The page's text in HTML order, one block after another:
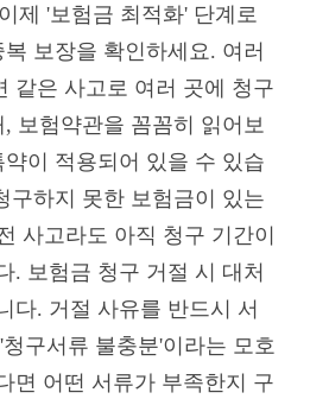
제 '보험금 최적화' 단계로
보장을 확인하세요. 여러
같은 사고로 여러 곳에 청구
보험약관을 꼼꼼히 읽어보
이 적용되어 있을 수 있습
구하지 못한 보험금이 있는
사고라도 아직 청구 기간이
. 보험금 청구 거절 시 대처
다. 거절 사유를 반드시 서
구서류 불충분'이라는 모호
면 어떤 서류가 부족한지 구